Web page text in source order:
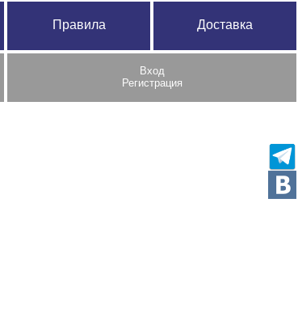
Правила Доставка
Вход
Регистрация